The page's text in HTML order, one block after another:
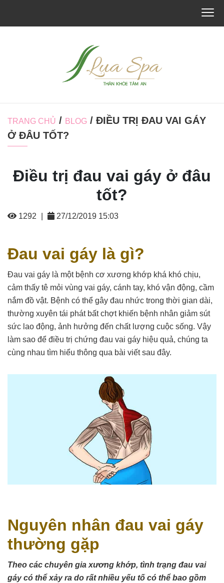
TRANG CHỦ / BLOG / ĐIỀU TRỊ ĐAU VAI GÁY
Ở ĐÂU TỐT?
Điều trị đau vai gáy ở đâu
tốt?
1292 27/12/2019 15:03
Đau vai gáy là gì?
Đau vai gáy là một bệnh cơ xương khớp khá khó chịu,
cảm thấy tê mỏi vùng vai gáy, cánh tay, khó vận động, cầm
nắm đồ vật. Bệnh có thể gây đau nhức trong thời gian dài,
thường xuyên tái phát bất chợt khiến bệnh nhân giảm sút
sức lao động, ảnh hưởng đến chất lượng cuộc sống. Vậy
làm sao để điều trị chứng đau vai gáy hiệu quả, chúng ta
cùng nhau tìm hiểu thông qua bài viết sau đây.
Nguyên nhân đau vai gáy
thường gặp
Theo các chuyên gia xương khớp, tình trạng đau vai
gáy có thể xảy ra do rất nhiều yếu tố có thể bao gồm